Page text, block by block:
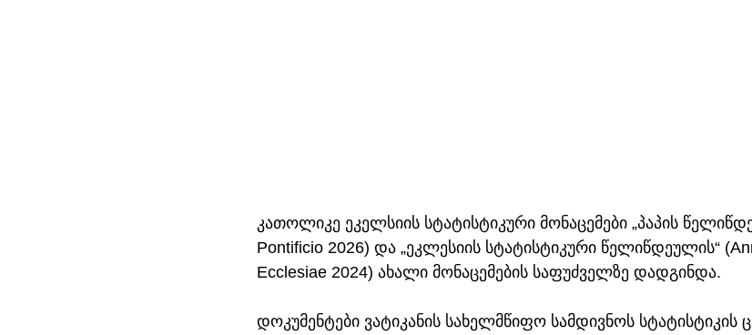
კათოლიკე ეკელსიის სტატისტიკური მონაცემები „პაპის
Pontificio 2026) და „ეკლესიის სტატისტიკური წელიწდეულის“
Ecclesiae 2024) ახალი მონაცემების საფუძველზე დადგინდა.
დოკუმენტები ვატიკანის სახელმწიფო სამდივნოს